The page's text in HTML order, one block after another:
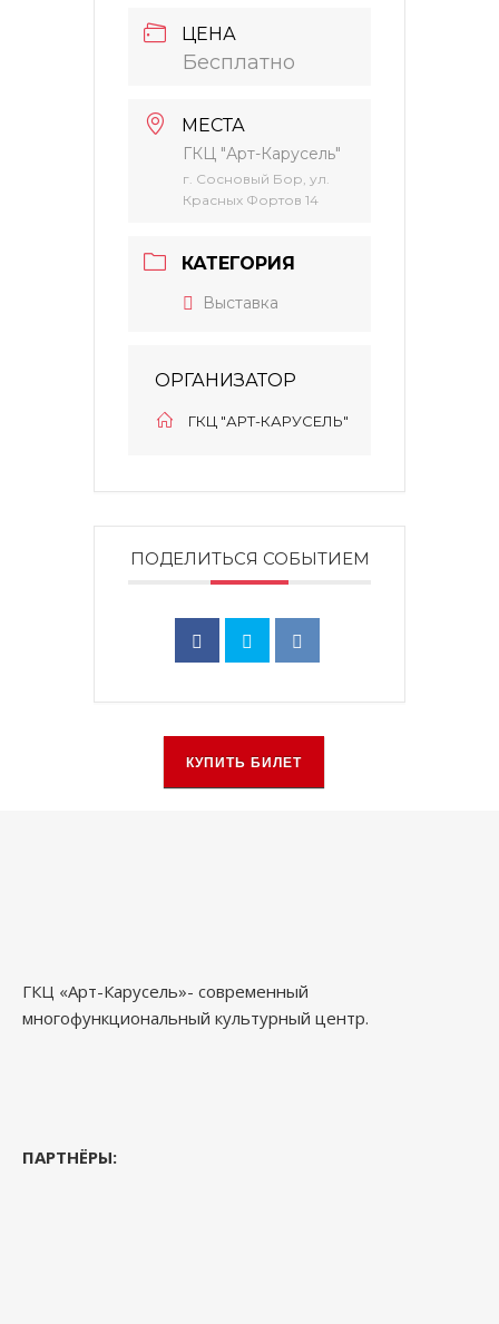
ЦЕНА
Бесплатно
МЕСТА
ГКЦ "Арт-Карусель"
г. Сосновый Бор, ул.
Красных Фортов 14
КАТЕГОРИЯ
Выставка
ОРГАНИЗАТОР
ГКЦ "АРТ-КАРУСЕЛЬ"
ПОДЕЛИТЬСЯ СОБЫТИЕМ
КУПИТЬ БИЛЕТ
ГКЦ «Арт-Карусель»- современный
многофункциональный культурный центр.
ПАРТНЁРЫ: